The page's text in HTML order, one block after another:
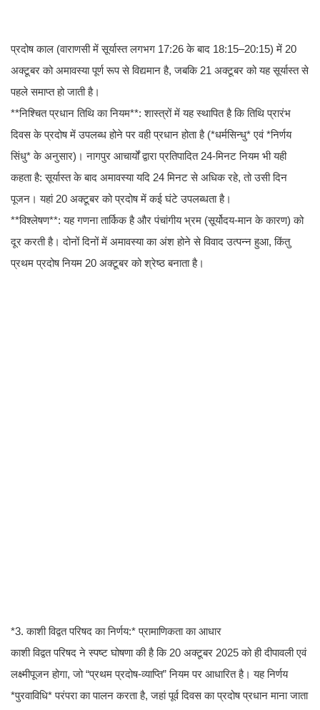
प्रदोष काल (वाराणसी में सूर्यास्त लगभग 17:26 के बाद 18:15–20:15) में 20
अक्टूबर को अमावस्या पूर्ण रूप से विद्यमान है, जबकि 21 अक्टूबर को यह सूर्यास्त से
पहले समाप्त हो जाती है।
**निश्चित प्रधान तिथि का नियम**: शास्त्रों में यह स्थापित है कि तिथि प्रारंभ
दिवस के प्रदोष में उपलब्ध होने पर वही प्रधान होता है (*धर्मसिन्धु* एवं *निर्णय
सिंधु* के अनुसार)। नागपुर आचार्यों द्वारा प्रतिपादित 24-मिनट नियम भी यही
कहता है: सूर्यास्त के बाद अमावस्या यदि 24 मिनट से अधिक रहे, तो उसी दिन
पूजन। यहां 20 अक्टूबर को प्रदोष में कई घंटे उपलब्धता है।
**विश्लेषण**: यह गणना तार्किक है और पंचांगीय भ्रम (सूर्योदय-मान के कारण) को
दूर करती है। दोनों दिनों में अमावस्या का अंश होने से विवाद उत्पन्न हुआ, किंतु
प्रथम प्रदोष नियम 20 अक्टूबर को श्रेष्ठ बनाता है।
*3. काशी विद्वत परिषद का निर्णय:* प्रामाणिकता का आधार
काशी विद्वत परिषद ने स्पष्ट घोषणा की है कि 20 अक्टूबर 2025 को ही दीपावली एवं
लक्ष्मीपूजन होगा, जो “प्रथम प्रदोष-व्याप्ति” नियम पर आधारित है। यह निर्णय
*पुरवाविधि* परंपरा का पालन करता है, जहां पूर्व दिवस का प्रदोष प्रधान माना जाता